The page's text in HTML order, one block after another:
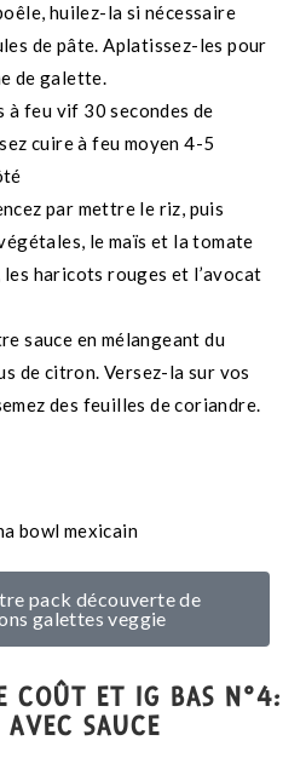
huilez-la si nécessaire
de pâte. Aplatissez-les pour
de galette.
à feu vif 30 secondes de
cuire à feu moyen 4-5
par mettre le riz, puis
le maïs et la tomate
les haricots rouges et l’avocat
sauce en mélangeant du
de citron. Versez-la sur vos
des feuilles de coriandre.
pack découverte de
galettes veggie
COÛT ET IG BAS N°4:
SAUCE